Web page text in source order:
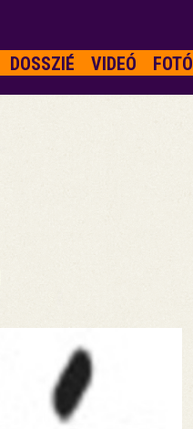
DOSSZIÉ VIDEÓ FOTÓ